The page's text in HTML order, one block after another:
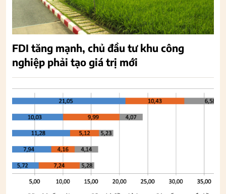
FDI tăng mạnh, chủ đầu tư khu công
nghiệp phải tạo giá trị mới